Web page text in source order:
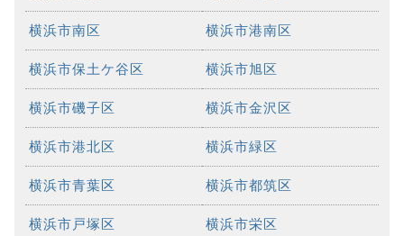
横浜市南区 横浜市港南区
横浜市保土ケ谷区 横浜市旭区
横浜市磯子区 横浜市金沢区
横浜市港北区 横浜市緑区
横浜市青葉区 横浜市都筑区
横浜市戸塚区 横浜市栄区